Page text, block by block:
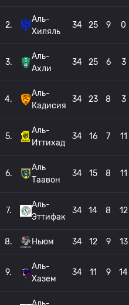
2.
Аль-
Хиляль
34 25 9 0
3.
Аль-
Ахли
34 25 6 3
4.
Аль-
Кадисия
34 23 8 3
5.
Аль-
Иттихад
34 16 7 11
6.
Аль
Таавон
34 15 8 11
7.
Аль-
Эттифак
34 14 8 12
8. Ньюм 34 12 9 13
9.
Аль-
Хазем
34 11 9 14